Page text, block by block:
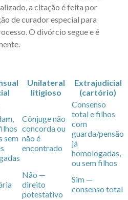
a citação é feita por
de curador especial para
O divórcio segue e é
Unilateral
litigioso
Extrajudicial
(cartório)
sem
Cônjuge não
concorda ou
não é
encontrado
Consenso
total e filhos
com
guarda/pensão
já
homologadas,
ou sem filhos
Não —
direito
potestativo
Sim —
consenso total